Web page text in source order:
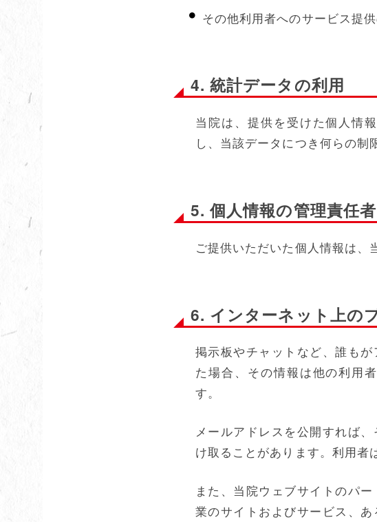
その他利用者へのサービス提
4. 統計データの利用
当院は、提供を受けた個人情
し、当該データにつき何らの制
5. 個人情報の管理責任者
ご提供いただいた個人情報は、
6. インターネット上の
掲示板やチャットなど、誰も
た場合、その情報は他の利用
す。
メールアドレスを公開すれば
け取ることがあります。利用者
また、当院ウェブサイトのパ
業のサイトおよびサービス、